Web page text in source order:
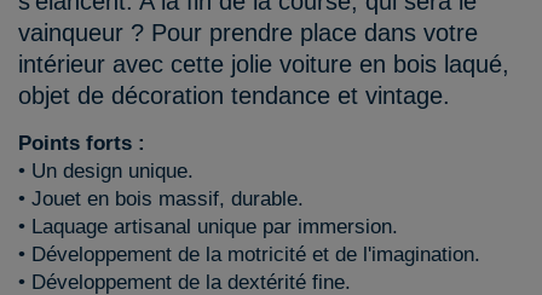
vainqueur ? Pour prendre place dans votre
intérieur avec cette jolie voiture en bois laqué,
objet de décoration tendance et vintage.
Points forts :
• Un design unique.
• Jouet en bois massif, durable.
• Laquage artisanal unique par immersion.
• Développement de la motricité et de l'imagination.
• Développement de la dextérité fine.